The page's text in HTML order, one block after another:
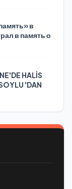
в
в память о
HALİS
'DAN